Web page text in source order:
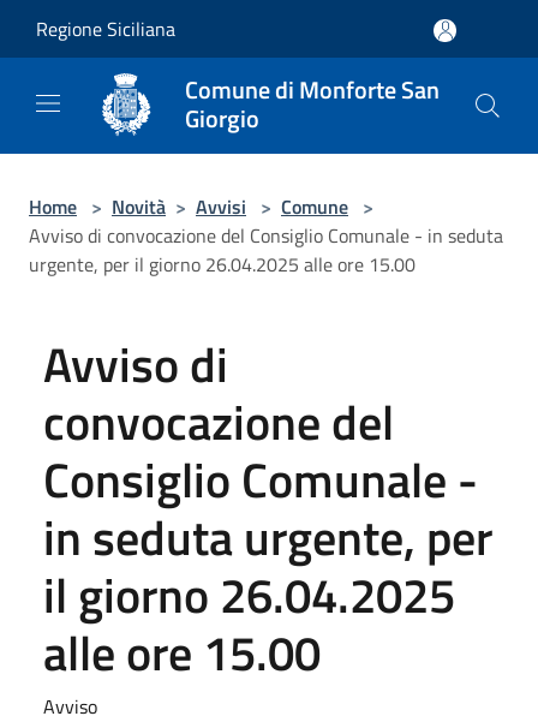
Regione Siciliana
Comune di Monforte San
Giorgio
Home > Novità > Avvisi > Comune >
Avviso di convocazione del Consiglio Comunale - in seduta
urgente, per il giorno 26.04.2025 alle ore 15.00
Avviso di
convocazione del
Consiglio Comunale -
in seduta urgente, per
il giorno 26.04.2025
alle ore 15.00
Avviso